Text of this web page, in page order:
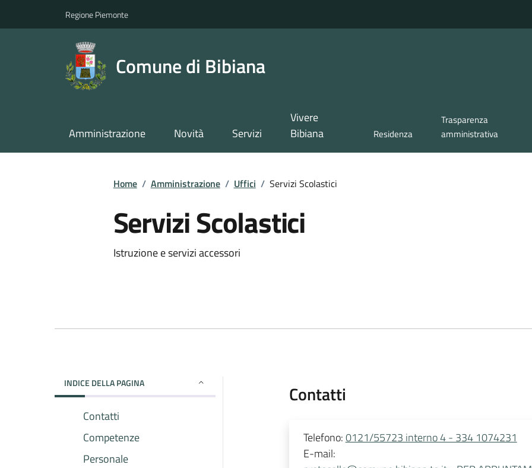
Regione Piemonte
Comune di Bibiana
Amministrazione Novità Servizi
Vivere
Bibiana
Residenza
Trasparenza
amministrativa
Home / Amministrazione / Uffici / Servizi Scolastici
Servizi Scolastici
Istruzione e servizi accessori
INDICE DELLA PAGINA
Contatti
Competenze
Personale
Contatti
Telefono:0121/55723 interno 4 - 334 1074231
E-mail: